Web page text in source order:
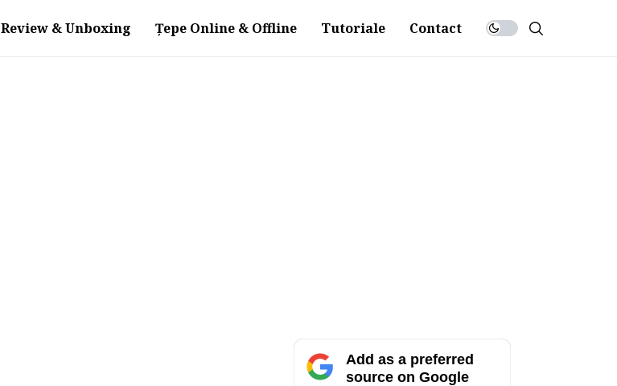
Review & Unboxing Țepe Online & Offline Tutoriale Contact
Add as a preferred
source on Google